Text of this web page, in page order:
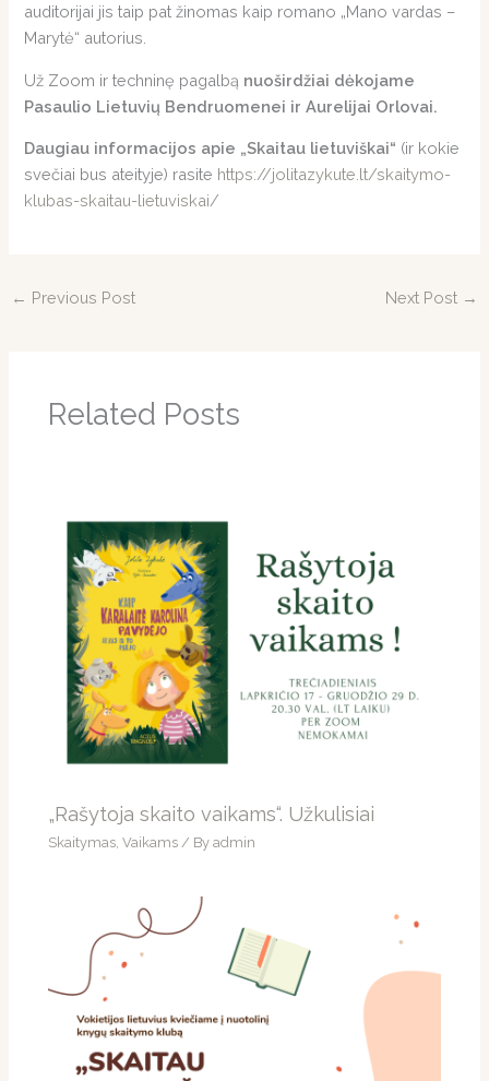
auditorijai jis taip pat žinomas kaip romano „Mano vardas –
Marytė“ autorius.
Už Zoom ir techninę pagalbą nuoširdžiai dėkojame
Pasaulio Lietuvių Bendruomenei ir Aurelijai Orlovai.
Daugiau informacijos apie „Skaitau lietuviškai“ (ir kokie
svečiai bus ateityje) rasite https://jolitazykute.lt/skaitymo-
klubas-skaitau-lietuviskai/
← Previous Post Next Post →
Related Posts
„Rašytoja skaito vaikams“. Užkulisiai
Skaitymas ,Vaikams / Byadmin